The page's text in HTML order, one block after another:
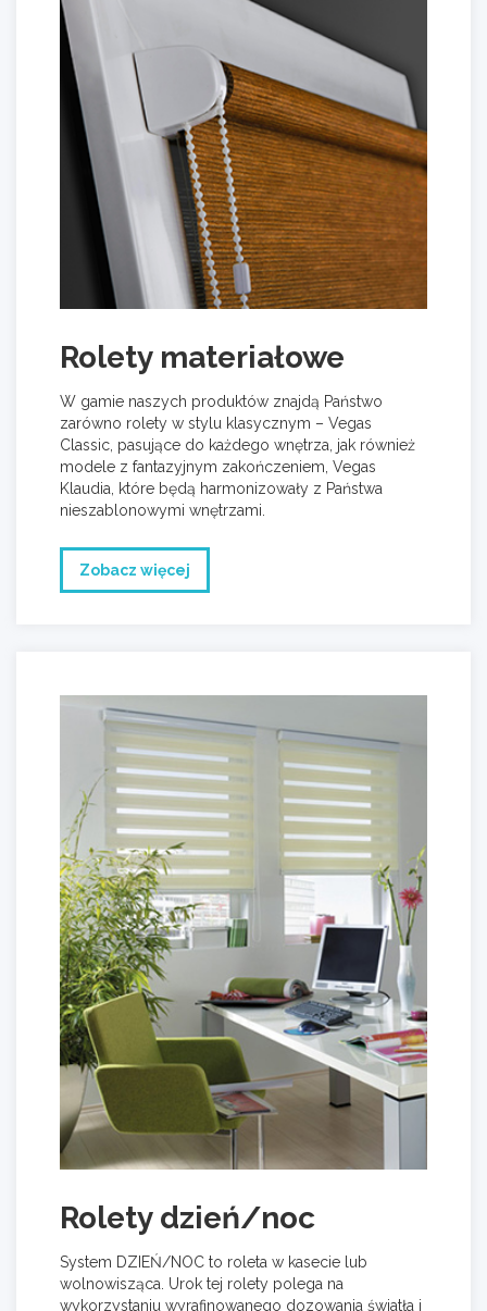
Rolety materiałowe
W gamie naszych produktów znajdą Państwo
zarówno rolety w stylu klasycznym – Vegas
Classic, pasujące do każdego wnętrza, jak również
modele z fantazyjnym zakończeniem, Vegas
Klaudia, które będą harmonizowały z Państwa
nieszablonowymi wnętrzami.
Zobacz więcej
Rolety dzień/noc
System DZIEŃ/NOC to roleta w kasecie lub
wolnowisząca. Urok tej rolety polega na
wykorzystaniu wyrafinowanego dozowania światła i